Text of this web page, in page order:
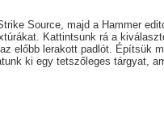
Source, majd a Hammer
Kattintsunk rá a
előbb lerakott padlót.
ki egy tetszőleges